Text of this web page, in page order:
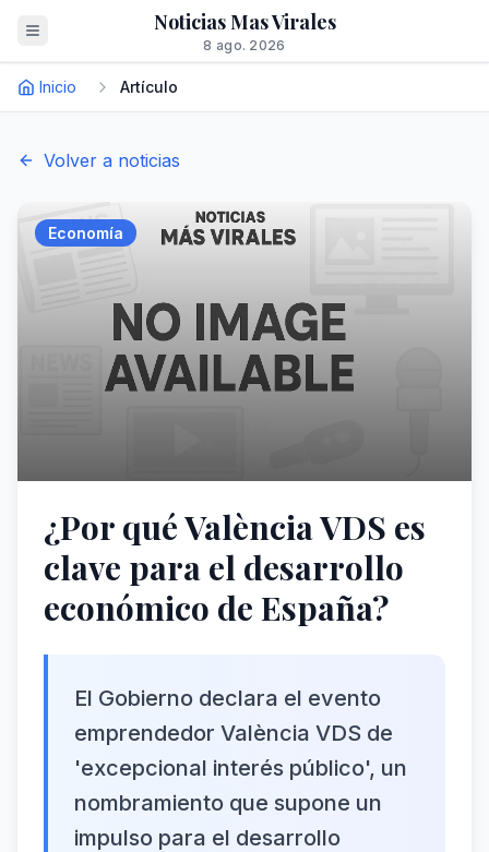
Noticias Mas Virales
8 ago. 2026
Inicio Artículo
Volver a noticias
Economía
¿Por qué València VDS es
clave para el desarrollo
económico de España?
El Gobierno declara el evento
emprendedor València VDS de
'excepcional interés público', un
nombramiento que supone un
impulso para el desarrollo